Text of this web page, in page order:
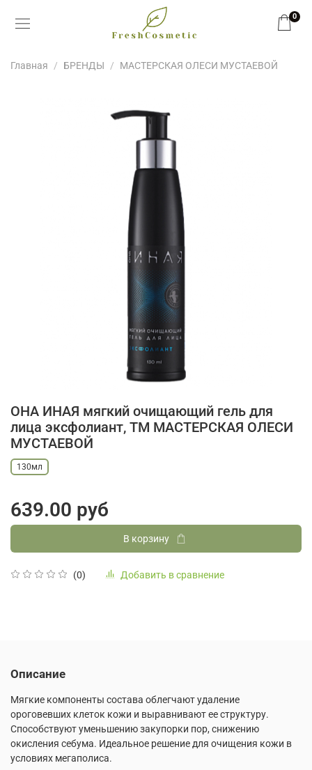
0
Главная БРЕНДЫ МАСТЕРСКАЯ ОЛЕСИ МУСТАЕВОЙ
ОНА ИНАЯ мягкий очищающий гель для
лица эксфолиант, ТМ МАСТЕРСКАЯ ОЛЕСИ
МУСТАЕВОЙ
(0) Добавить в сравнение
130мл
639.00 руб
В корзину
Описание
Мягкие компоненты состава облегчают удаление
ороговевших клеток кожи и выравнивают ее структуру.
Способствуют уменьшению закупорки пор, снижению
окисления себума. Идеальное решение для очищения кожи в
условиях мегаполиса.